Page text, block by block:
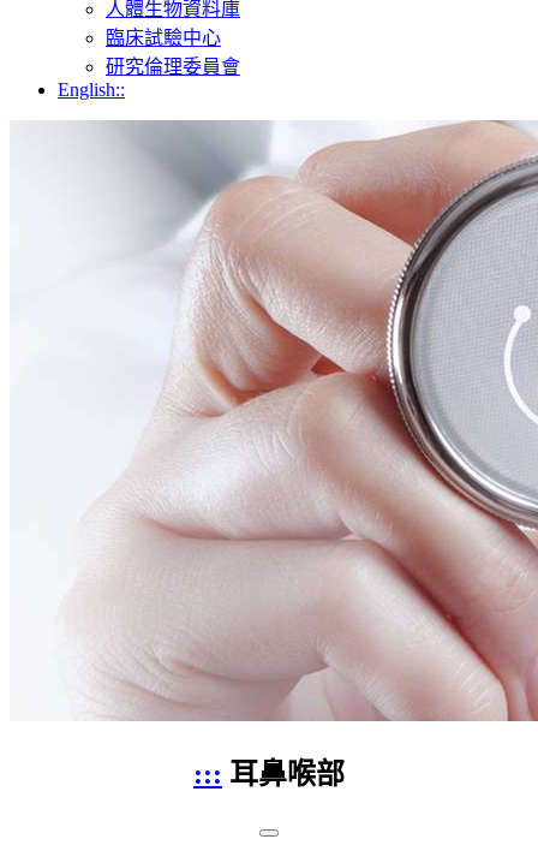
人體生物資料庫
臨床試驗中心
研究倫理委員會
English::
::: 耳鼻喉部